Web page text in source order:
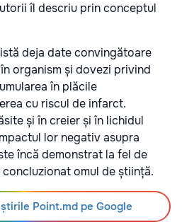
îl descriu prin conceptul
deja date convingătoare
organism și dovezi privind
în plăcile
cu riscul de infarct.
și în creier și în lichidul
lor negativ asupra
încă demonstrat la fel de
concluzionat omul de știință.
Point.md pe Google